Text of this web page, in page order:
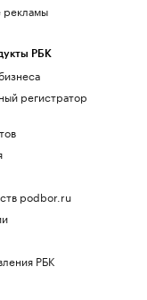
рекламы
РБК
регистратор
podbor.ru
РБК